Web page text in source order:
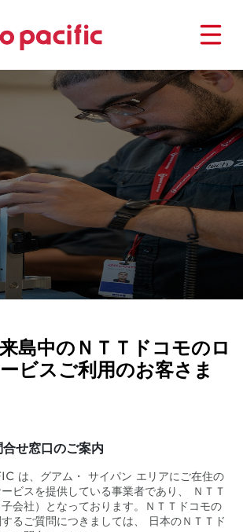
島中のＮＴＴドコモのロ
ビスご利用のお客さま
せ窓口のご案内
は、グアム・ サイパン エリアにご在住の
ビスを提供している事業者であり、 ＮＴＴ
会社）となっております。ＮＴＴドコモの
るご質問につきましては、 日本のＮＴＴド